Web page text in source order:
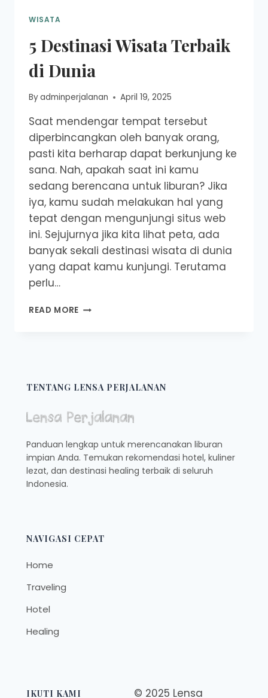
WISATA
5 Destinasi Wisata Terbaik
di Dunia
Byadminperjalanan April 19, 2025
Saat mendengar tempat tersebut
diperbincangkan oleh banyak orang,
pasti kita berharap dapat berkunjung ke
sana. Nah, apakah saat ini kamu
sedang berencana untuk liburan? Jika
iya, kamu sudah melakukan hal yang
tepat dengan mengunjungi situs web
ini. Sejujurnya jika kita lihat peta, ada
banyak sekali destinasi wisata di dunia
yang dapat kamu kunjungi. Terutama
perlu…
READ MORE 5
TENTANG LENSA PERJALANAN
Panduan lengkap untuk merencanakan liburan
impian Anda. Temukan rekomendasi hotel, kuliner
lezat, dan destinasi healing terbaik di seluruh
Indonesia.
NAVIGASI CEPAT
Home
Traveling
Hotel
Healing
IKUTI KAMI © 2025 Lensa